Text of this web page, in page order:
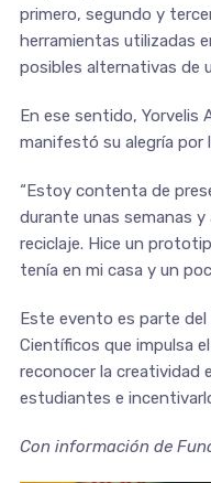
primero, segundo y
herramientas utilizadas
posibles alternativas de
En ese sentido, Yorvelis
manifestó su alegría por
“Estoy contenta de
durante unas semanas
reciclaje. Hice un
tenía en mi casa y un
Este evento es parte del
Científicos que impulsa
reconocer la creatividad
estudiantes e
Con información de